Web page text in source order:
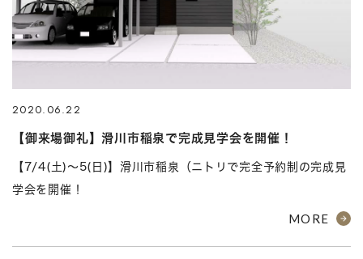
2020.06.22
【御来場御礼】滑川市稲泉で完成見学会を開催！
【7/4(土)～5(日)】滑川市稲泉（ニトリで完全予約制の完成見
学会を開催！
MORE